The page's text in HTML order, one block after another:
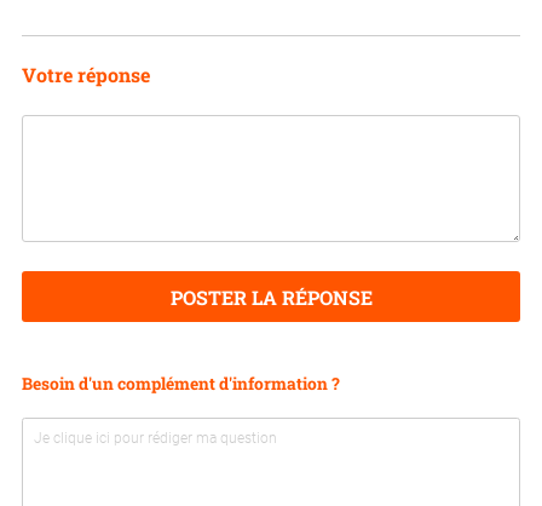
Votre réponse
POSTER LA RÉPONSE
Besoin d'un complément d'information ?